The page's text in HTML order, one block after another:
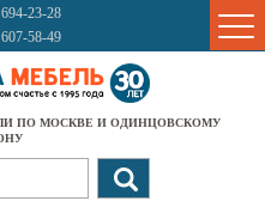
23-28
58-49
ПО МОСКВЕ И ОДИНЦОВСКОМУ